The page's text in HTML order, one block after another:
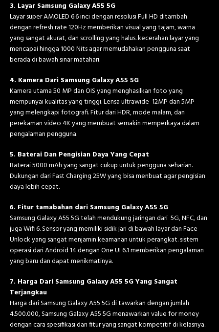
3. Layar Samsung Galaxy A55 5G
Layar super AMOLED 6.6 inci dengan resolusi Full HD ditambah
dengan refresh rate 120Hz memberikan visual yang tajam, warna
yang sangat akurat, dan scrolling yang halus. kecerahan layar yang
mencapai hingga 1000 Nits agar memudahakan pengguna saat
berada di bawah sinar matahari.
4. Kamera Dari Samsung Galaxy A55 5G
Kamera utama 50 MP dan OIS yang menghasilkan foto yang
mempunyai kualitas yang tinggi. Lensa ultrawide 12MP dan 5MP
yang melengkapi fotografi. Fitur dari HDR, mode malam, dan
perekaman video 4K yang membuat semakin memperkaya dalam
pengalaman pengguna.
5. Baterai Dan Pengisian Daya Yang Cepat
Baterai 5000 mAh yang sangat cukup untuk pengguna seharian.
Dukungan dari Fast Charging 25W yang bisa menbuat agar pengisian
daya lebih cepat.
6. Fitur tamabahan dari Samsung Galaxy A55 5G
Samsung Galaxy A55 5G telah mendukung jaringan dari 5G, NFC, dan
juga Wifi 6. Sensor yang memiliki sidik jari di bawah layar dan Face
Unlock yang sangat menjamin keamanan untuk perangkat. sistem
operasi dari Android 14 dengan One UI 6.1 memberikan pengalaman
yang baru dan dapat menikmatinya.
7. Harga Dari Samsung Galaxy A55 5G Yang Sangat
Terjangkau
Harga dari Samsung Galaxy A55 5G di tawarkan dengan jumlah
4.500.000, Samsung Galaxy A55 5G menawarkan value for money
dengan cara spesifikasi dan fitur yang sangat kompetitif di kelasnya.